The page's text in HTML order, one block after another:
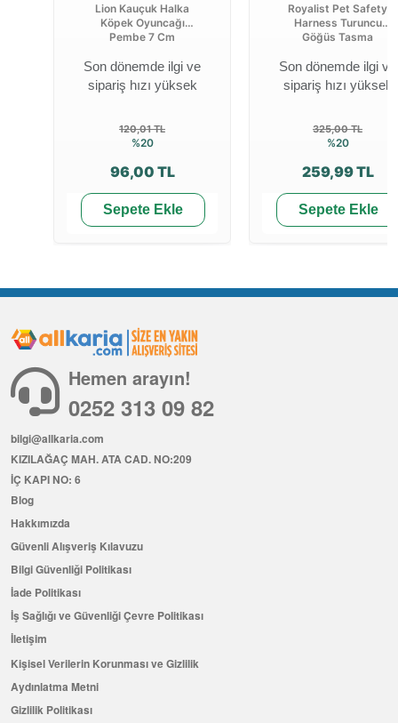
Lion Kauçuk Halka
Köpek Oyuncağı
Pembe 7 Cm
Son dönemde ilgi ve
sipariş hızı yüksek
120,01 TL
%20
96,00 TL
Sepete Ekle
Royalist Pet Safety
Harness Turuncu
Göğüs Tasma
Son dönemde ilgi ve
sipariş hızı yüksek
325,00 TL
%20
259,99 TL
Sepete Ekle
Hemen arayın!
0252 313 09 82
bilgi@allkaria.com
KIZILAĞAÇ MAH. ATA CAD. NO:209
İÇ KAPI NO: 6
Blog
Hakkımızda
Güvenli Alışveriş Kılavuzu
Bilgi Güvenliği Politikası
İade Politikası
İş Sağlığı ve Güvenliği Çevre Politikası
İletişim
Kişisel Verilerin Korunması ve Gizlilik
Aydınlatma Metni
Gizlilik Politikası